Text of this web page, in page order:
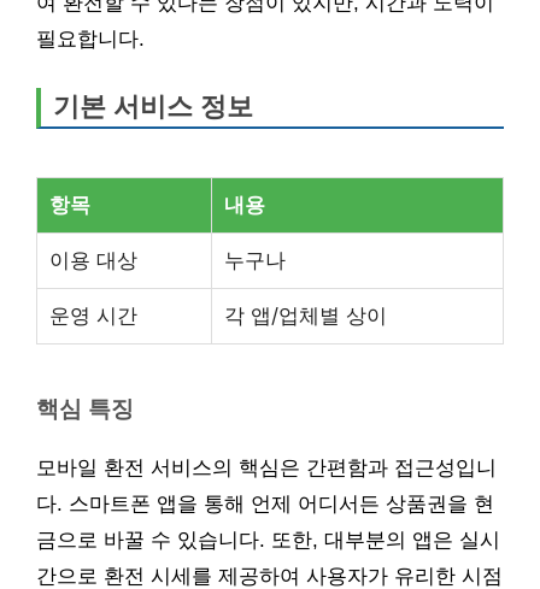
필요합니다.
기본 서비스 정보
항목 내용
이용 대상 누구나
운영 시간 각 앱/업체별 상이
핵심 특징
모바일 환전 서비스의 핵심은 간편함과 접근성입니
다. 스마트폰 앱을 통해 언제 어디서든 상품권을 현
금으로 바꿀 수 있습니다. 또한, 대부분의 앱은 실시
간으로 환전 시세를 제공하여 사용자가 유리한 시점